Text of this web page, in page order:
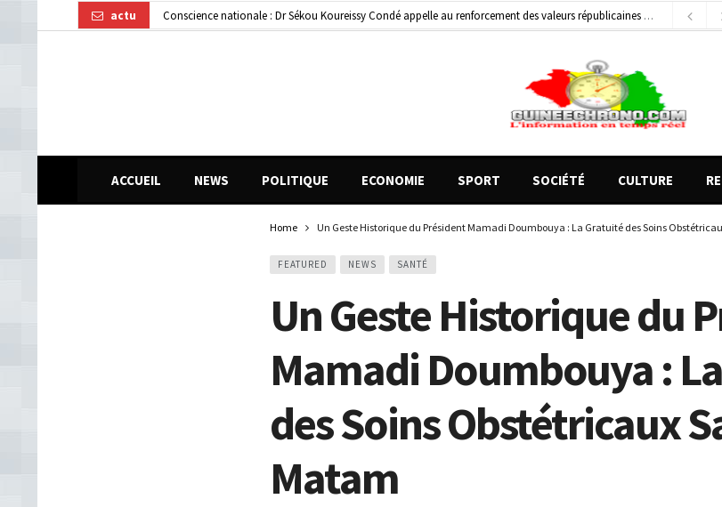
actu Conscience nationale : Dr Sékou Koureissy Condé appelle au renforcement des valeurs républicaines
15 heures
Transformation numérique : la CGE-GUI et Orange Money amorcent un partenariat stratégique
13 heures ago
ACCUEIL NEWS POLITIQUE ECONOMIE SPORT SOCIÉTÉ CULTURE
Home Un Geste Historique du Président Mamadi Doumbouya : La Gratuité des Soins
FEATURED NEWS SANTÉ
Un Geste Historique du
Mamadi Doumbouya :
des Soins Obstétricaux
Matam